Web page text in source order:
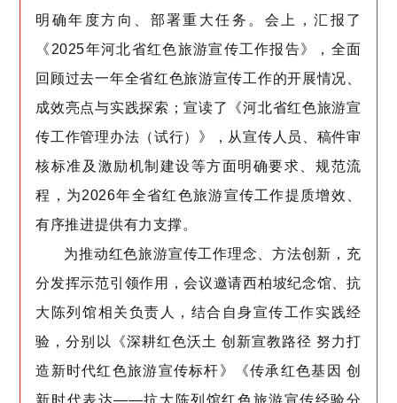
明确年度方向、部署重大任务。会上，汇报了
《2025年河北省红色旅游宣传工作报告》，全面
回顾过去一年全省红色旅游宣传工作的开展情况、
成效亮点与实践探索；宣读了《河北省红色旅游宣
传工作管理办法（试行）》，从宣传人员、稿件审
核标准及激励机制建设等方面明确要求、规范流
程，为2026年全省红色旅游宣传工作提质增效、
有序推进提供有力支撑。
为推动红色旅游宣传工作理念、方法创新，充
分发挥示范引领作用，会议邀请西柏坡纪念馆、抗
大陈列馆相关负责人，结合自身宣传工作实践经
验，分别以《深耕红色沃土 创新宣教路径 努力打
造新时代红色旅游宣传标杆》《传承红色基因 创
新时代表达——抗大陈列馆红色旅游宣传经验分